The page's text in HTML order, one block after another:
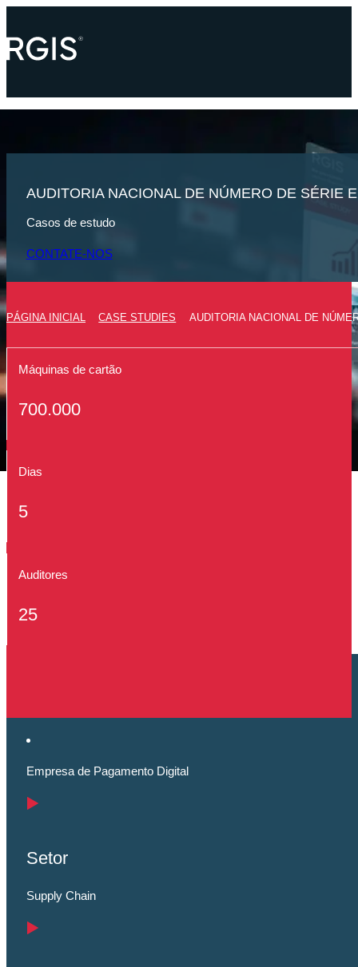
AUDITORIA NACIONAL DE NÚMERO DE SÉRIE
Casos de estudo
CONTATE-NOS
PÁGINA INICIAL CASE STUDIES AUDITORIA NACIONAL DE
Máquinas de cartão
700.000
Dias
5
Auditores
25
Empresa de Pagamento Digital
Setor
Supply Chain